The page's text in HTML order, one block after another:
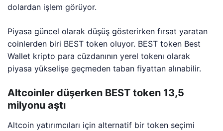
dolardan işlem görüyor.
Piyasa güncel olarak düşüş gösterirken fırsat yaratan
coinlerden biri BEST token oluyor. BEST token Best
Wallet kripto para cüzdanının yerel tokenı olarak
piyasa yükselişe geçmeden taban fiyattan alınabilir.
Altcoinler düşerken BEST token 13,5
milyonu aştı
Altcoin yatırımcıları için alternatif bir token seçimi